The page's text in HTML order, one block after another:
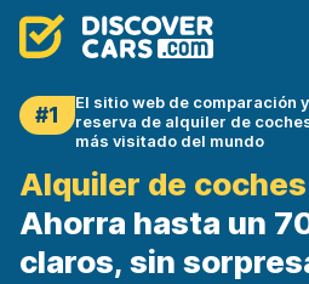
#1
El sitio web de comparación y
reserva de alquiler de
más visitado del mundo
Alquiler de
Ahorra hasta un
claros, sin